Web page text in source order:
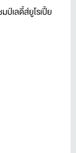
เลดี้ส์ยูโรเปี้ย